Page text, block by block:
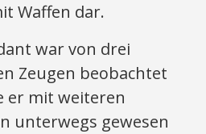
Waffen dar.
war von drei
Zeugen beobachtet
er mit weiteren
unterwegs gewesen